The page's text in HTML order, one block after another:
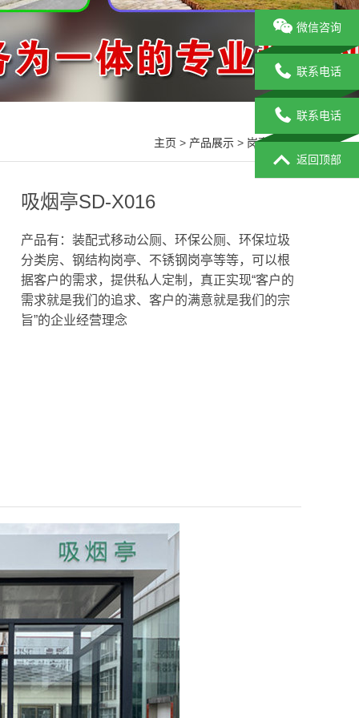
主页 > 产品展示 > 岗亭系列>
吸烟亭SD-X016
产品有：装配式移动公厕、环保公厕、环保垃圾
分类房、钢结构岗亭、不锈钢岗亭等等，可以根
据客户的需求，提供私人定制，真正实现“客户的
需求就是我们的追求、客户的满意就是我们的宗
旨”的企业经营理念
微信咨询
联系电话
联系电话
返回顶部